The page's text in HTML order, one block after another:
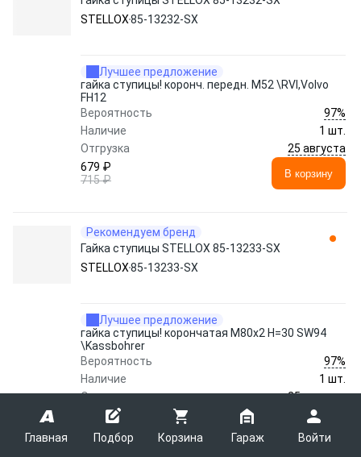
Главная Подбор Корзина Гараж Войти
STELLOX85-13232-SX
Лучшее предложение
гайка ступицы! коронч. передн. M52 \RVI,Volvo
FH12
Вероятность
97%
Наличие
1 шт.
Отгрузка
25 августа
679 ₽
715 ₽
В корзину
Рекомендуем бренд
Гайка ступицы STELLOX 85-13233-SX
STELLOX85-13233-SX
Лучшее предложение
гайка ступицы! корончатая M80x2 H=30 SW94
\Kassbohrer
Вероятность
97%
Наличие
1 шт.
Отгрузка
25 августа
1 112 ₽
В корзину